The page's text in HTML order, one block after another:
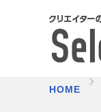
HOME